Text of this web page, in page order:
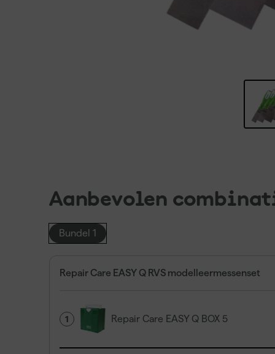
Aanbevolen
Bundel 1
Repair Care EASY Q RVS modelleermessenset
1 Repair Care EASY Q BOX 5